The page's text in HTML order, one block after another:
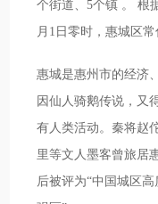
个街道、5个镇 。 根
月1日零时，惠城区常
惠城是惠州市的经济
因仙人骑鹅传说，又
有人类活动。秦将赵
里等文人墨客曾旅居
后被评为“中国城区